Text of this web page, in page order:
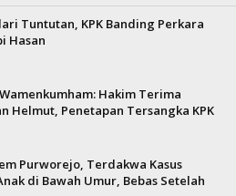
Tuntutan, KPK Banding Perkara
Hasan
Hakim Terima
Helmut, Penetapan Tersangka KPK
Purworejo, Terdakwa Kasus
di Bawah Umur, Bebas Setelah